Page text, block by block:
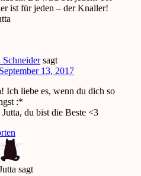
ist für jeden – der Knaller!
Schneider sagt
September 13, 2017
Ich liebe es, wenn du dich so
:*
du bist die Beste <3
sagt